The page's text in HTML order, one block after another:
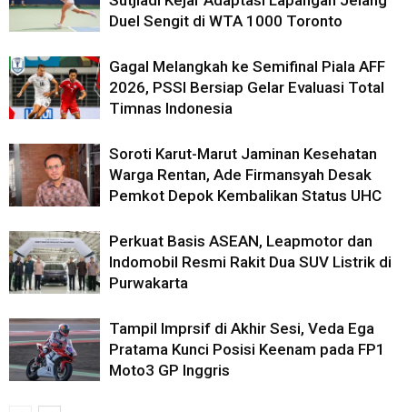
Duel Sengit di WTA 1000 Toronto
Gagal Melangkah ke Semifinal Piala AFF
2026, PSSI Bersiap Gelar Evaluasi Total
Timnas Indonesia
Soroti Karut-Marut Jaminan Kesehatan
Warga Rentan, Ade Firmansyah Desak
Pemkot Depok Kembalikan Status UHC
Perkuat Basis ASEAN, Leapmotor dan
Indomobil Resmi Rakit Dua SUV Listrik di
Purwakarta
Tampil Imprsif di Akhir Sesi, Veda Ega
Pratama Kunci Posisi Keenam pada FP1
Moto3 GP Inggris